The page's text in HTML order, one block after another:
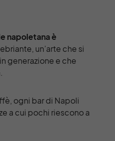
napoletana è
un’arte che si
generazione e che
ogni bar di Napoli
a cui pochi riescono a